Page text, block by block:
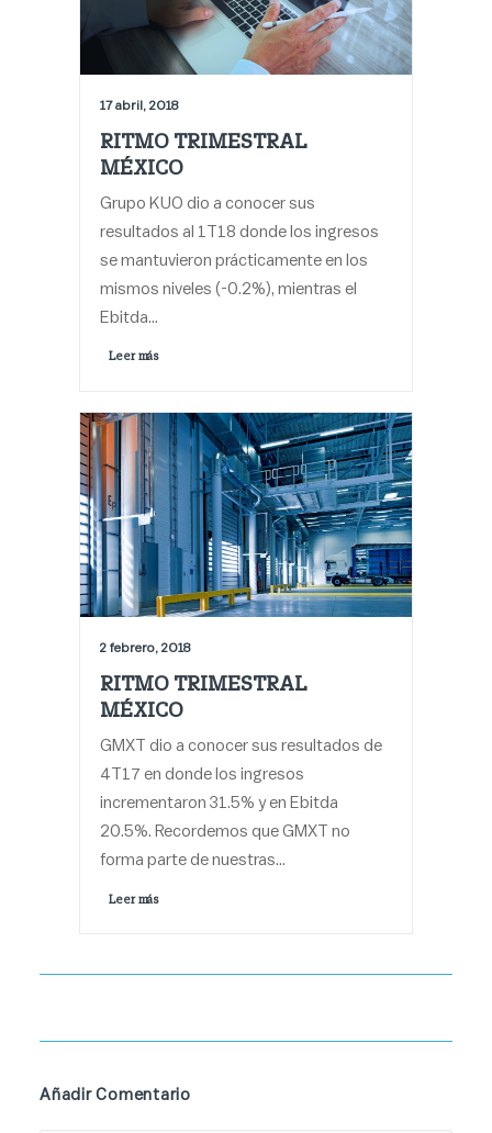
17 abril, 2018
RITMO TRIMESTRAL
MÉXICO
Grupo KUO dio a conocer sus
resultados al 1T18 donde los ingresos
se mantuvieron prácticamente en los
mismos niveles (-0.2%), mientras el
Ebitda…
Leer más
2 febrero, 2018
RITMO TRIMESTRAL
MÉXICO
GMXT dio a conocer sus resultados de
4T17 en donde los ingresos
incrementaron 31.5% y en Ebitda
20.5%. Recordemos que GMXT no
forma parte de nuestras…
Leer más
Añadir Comentario